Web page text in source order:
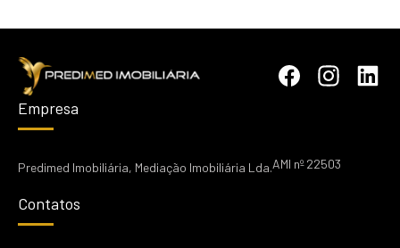
Empresa
Predimed Imobiliária, Mediação Imobiliária Lda.AMI nº 22503
Contatos